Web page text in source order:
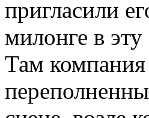
пригласили
милонге в
Там компания